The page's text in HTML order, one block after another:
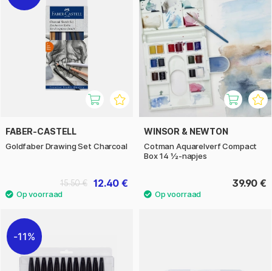
FABER-CASTELL
Goldfaber Drawing Set Charcoal
12.40 €
15.50 €
WINSOR & NEWTON
Cotman Aquarelverf Compact
Box 14 ½-napjes
39.90 €
11%